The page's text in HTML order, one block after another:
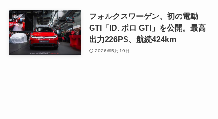
フォルクスワーゲン、初の電動
GTI「ID. ポロ GTI」を公開。最高
出力226PS、航続424km
2026年5月19日